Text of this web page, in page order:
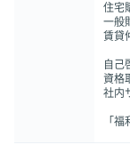
住宅
一般
賃貸
自己
資格
社内
「